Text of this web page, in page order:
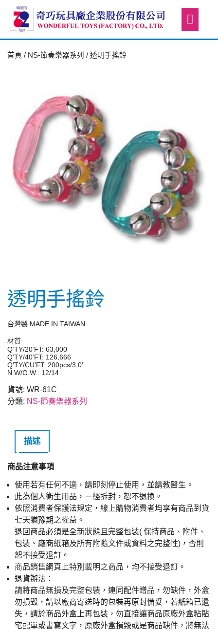
首頁 / NS-節奏樂器系列 / 透明手搖鈴
透明手搖鈴
台灣製 MADE IN TAIWAN
材質:
Q’TY/20’FT: 63,000
Q’TY/40’FT: 126,666
Q’TY/CU’FT: 200pcs/3.0′
N.W/G.W.: 12/14
貨號: WR-61C
分類: NS-節奏樂器系列
描述
商品注意事項
使用若有任何不適，請即刻停止使用，並請教醫生。
此為個人衛生用品，ㄧ經拆封，恕不退換。
依照消費者保護法規定，線上購物消費者均享有商品到貨
七天猶豫期之權益。
退回商品必須是全新狀態且完整包裝( 保持商品、附件、
包裝、廠商紙箱及所有附隨文件或資料之完整性)，否則
恕不接受退訂。
商品銷售網頁上特別載明之商品，均不接受退訂。
退貨辦法：
請將商品無損及完整包裝，連同配件贈品，勿缺件，外盒
勿損毀，請以廠商寄送時的包裝再原封備妥，若紙箱已遺
失，請於商品外盒上再包裝，勿直接讓商品原廠外盒粘貼
宅配單或書寫文字，原廠外盒損毀或是商品缺件，將無法